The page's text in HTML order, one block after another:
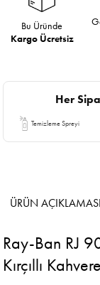
Bu Üründe
Kargo Ücretsiz
Her
Temizleme Spreyi
ÜRÜN AÇIKLAMASI
Ray-Ban RJ
Kırçıllı